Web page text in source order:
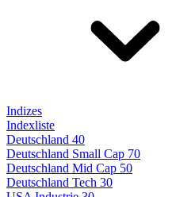
Indizes
Indexliste
Deutschland 40
Deutschland Small Cap 70
Deutschland Mid Cap 50
Deutschland Tech 30